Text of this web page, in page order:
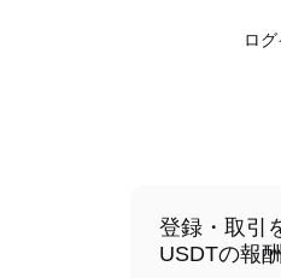
ロ
登録・取引
USDTの報